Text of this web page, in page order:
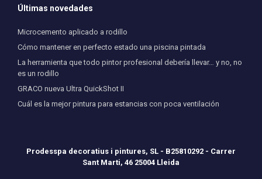
Últimas novedades
Microcemento aplicado a rodillo
Cómo mantener en perfecto estado una piscina pintada
La herramienta que todo pintor profesional debería llevar… y no, no
es un rodillo
GRACO nueva Ultra QuickShot II
Cuál es la mejor pintura para estancias con poca ventilación
Prodesspa decoratius i pintures, SL - B25810292 - Carrer
Sant Marti, 46 25004 Lleida